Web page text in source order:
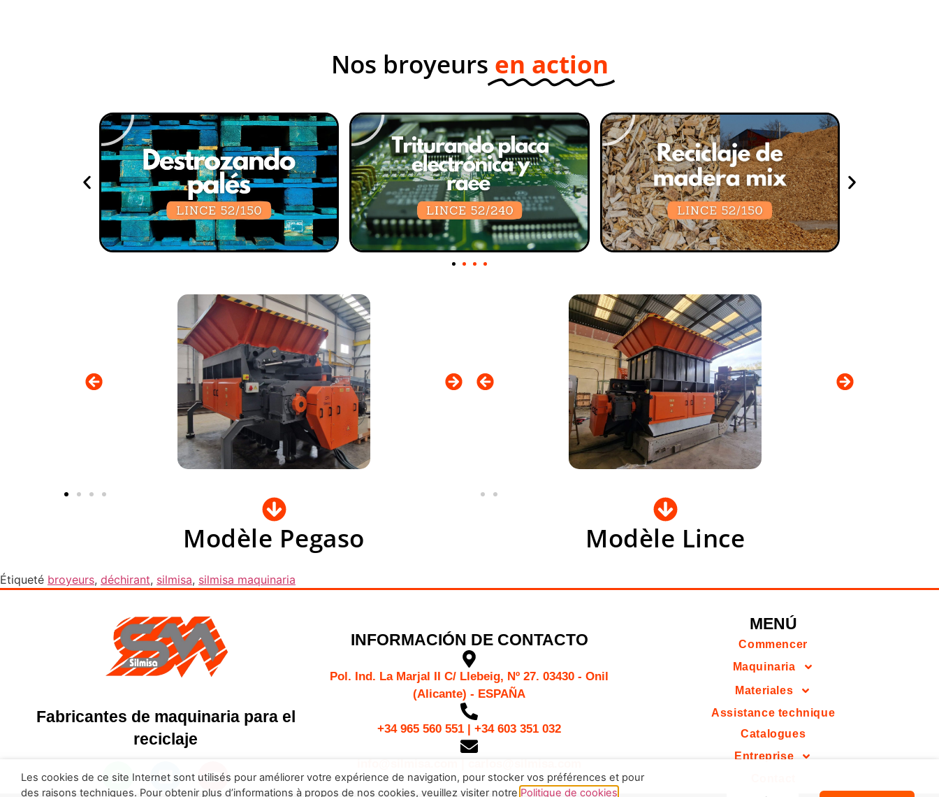
Nos broyeurs en action
Modèle Pegaso Modèle Lince
Étiqueté broyeurs, déchirant, silmisa, silmisa maquinaria
Fabricantes de maquinaria para el
reciclaje
INFORMACIÓN DE CONTACTO
Pol. Ind. La Marjal II C/ Llebeig, Nº 27. 03430 - Onil
(Alicante) - ESPAÑA
+34 965 560 551 | +34 603 351 032
MENÚ
Commencer
Maquinaria
Materiales
Assistance technique
Catalogues
Entreprise
Les cookies de ce site Internet sont utilisés pour améliorer votre expérience de navigation, pour stocker vos préférences et pour
des raisons techniques. Pour obtenir plus d’informations à propos de nos cookies, veuillez visiter notre Politique de cookies